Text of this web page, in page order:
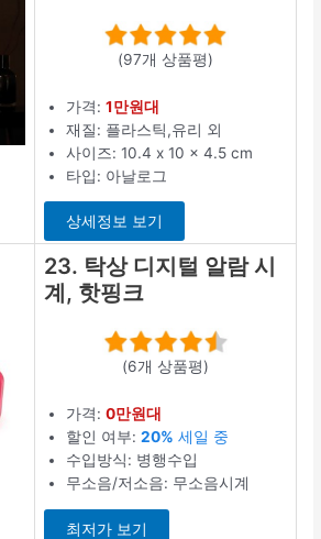
(97개 상품평)
가격:1만원대
재질: 플라스틱,유리 외
사이즈: 10.4 x 10 x 4.5 cm
타입: 아날로그
상세정보 보기
23. 탁상 디지털 알람 시
계, 핫핑크
(6개 상품평)
가격:0만원대
할인 여부:20% 세일 중
수입방식: 병행수입
무소음/저소음: 무소음시계
최저가 보기